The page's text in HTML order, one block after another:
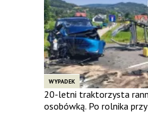
WYPADEK
20-letni traktorzysta
osobówką. Po rolnika